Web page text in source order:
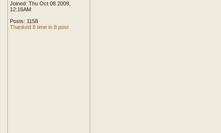
Joined: Thu Oct 08 2009,
12:16AM
Posts: 1158
Thanked 8 time in 8 post